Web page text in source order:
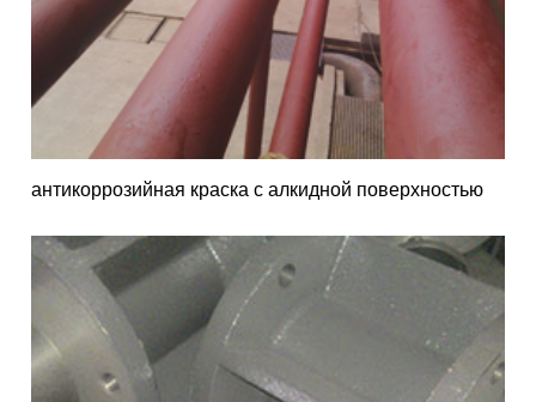
антикоррозийная краска с алкидной поверхностью